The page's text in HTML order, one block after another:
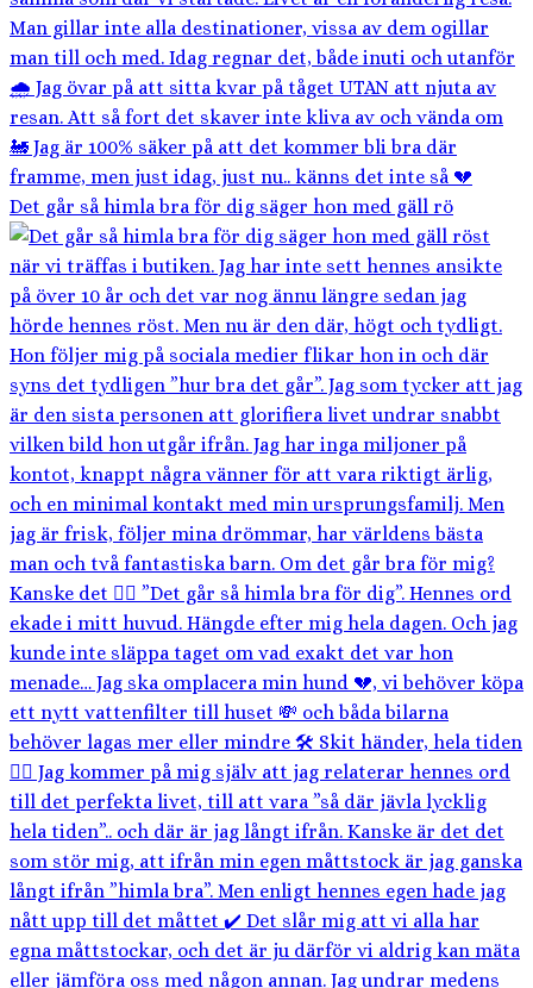
Det går så himla bra för dig säger hon med gäll rö